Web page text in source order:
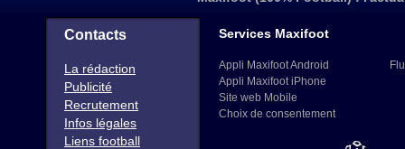
Contacts
La rédaction
Publicité
Recrutement
Infos légales
Liens football
Services Maxifoot
Appli Maxifoot Android
Appli Maxifoot iPhone
Site web Mobile
Choix de consentement